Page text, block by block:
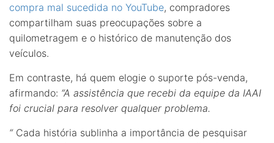
compra mal sucedida no YouTube, compradores
compartilham suas preocupações sobre a
quilometragem e o histórico de manutenção dos
veículos.
Em contraste, há quem elogie o suporte pós-venda,
afirmando: “A assistência que recebi da equipe da IAAI
foi crucial para resolver qualquer problema.
“Cada história sublinha a importância de pesquisar